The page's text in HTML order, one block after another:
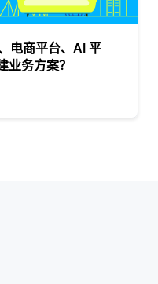
电商平台、AI 平
务方案？